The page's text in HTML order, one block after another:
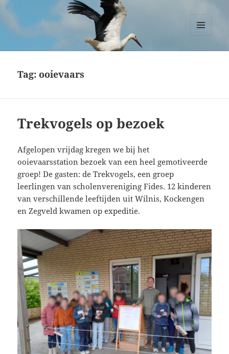
Ooievaars Zegveld
Tag:ooievaars
Trekvogels op bezoek
Afgelopen vrijdag kregen we bij het
ooievaarsstation bezoek van een heel gemotiveerde
groep! De gasten: de Trekvogels, een groep
leerlingen van scholenvereniging Fides. 12 kinderen
van verschillende leeftijden uit Wilnis, Kockengen
en Zegveld kwamen op expeditie.